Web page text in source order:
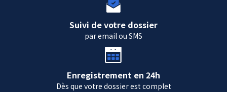
Suivi de votre dossier
par email ou SMS
Enregistrement en 24h
Dès que votre dossier est complet